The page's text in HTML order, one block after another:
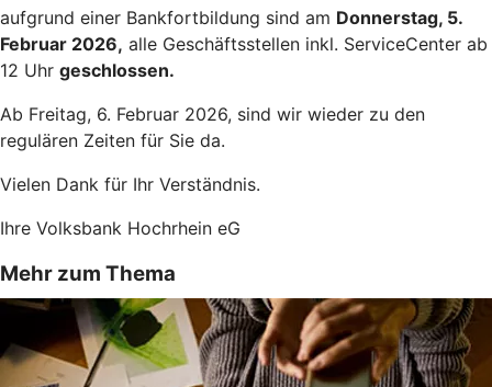
aufgrund einer Bankfortbildung sind am Donnerstag, 5.
Februar 2026, alle Geschäftsstellen inkl. ServiceCenter ab
12 Uhr geschlossen.
Ab Freitag, 6. Februar 2026, sind wir wieder zu den
regulären Zeiten für Sie da.
Vielen Dank für Ihr Verständnis.
Ihre Volksbank Hochrhein eG
Mehr zum Thema